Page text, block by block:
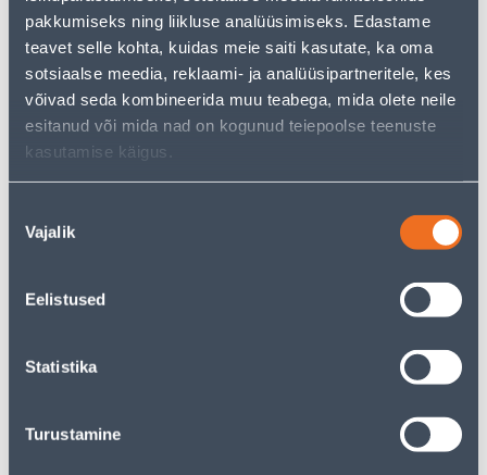
pakkumiseks ning liikluse analüüsimiseks. Edastame
teavet selle kohta, kuidas meie saiti kasutate, ka oma
sotsiaalse meedia, reklaami- ja analüüsipartneritele, kes
võivad seda kombineerida muu teabega, mida olete neile
esitanud või mida nad on kogunud teiepoolse teenuste
kasutamise käigus.
valik
Vajalik
Eelistused
Statistika
Turustamine
veelgi meelepärasemad valikuid. Head ostlemist!
• 14-päevane tagastusõigus.
• HANKIJA LAOST TELLITAV TOODE
Tarne pole võimalik
Kirjeldus